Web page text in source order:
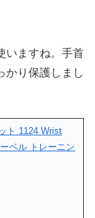
いますね。手首
かり保護しまし
ト 1124 Wrist
ベル トレーニン